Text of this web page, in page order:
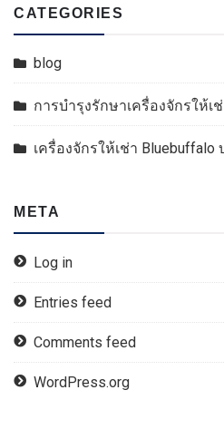
CATEGORIES
blog
การบำรุงรักษาเครื่องจักรให้เ
เครื่องจักรให้เช่า
META
Log in
Entries feed
Comments feed
WordPress.org